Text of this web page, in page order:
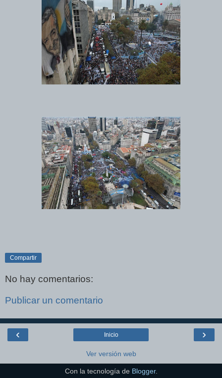
Compartir
No hay comentarios:
Publicar un comentario
‹ ›
Inicio
Ver versión web
Con la tecnología de Blogger.